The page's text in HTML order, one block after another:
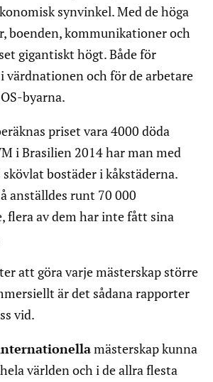
synvinkel. Med de höga
boenden, kommunikationer och
gigantiskt högt. Både för
värdnationen och för de arbetare
byarna.
priset vara 4000 döda
i Brasilien 2014 har man med
bostäder i kåkstäderna.
anställdes runt 70 000
flera av dem har inte fått sina
att göra varje mästerskap större
är det sådana rapporter
vid.
mästerskap kunna
världen och i de allra flesta